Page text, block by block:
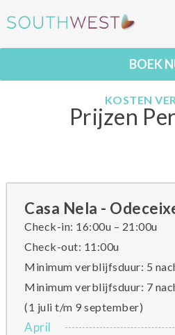
BOEK
KOSTEN
Prijzen
Casa Nela -
Check-in: 16:00u – 21:00u
Check-out: 11:00u
Minimum verblijfsduur: 5
Minimum verblijfsduur: 7
(1 juli t/m 9 september)
April